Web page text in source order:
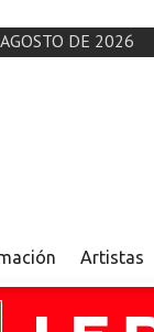
DE 2026
Artistas